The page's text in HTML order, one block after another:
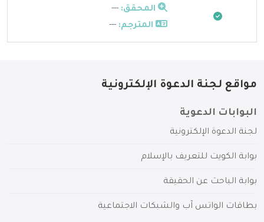
المحقق: ---
المترجم: ---
مواقع لجنة الدعوة الإلكترونية
البوابات الدعوية
لجنة الدعوة الإلكترونية
بوابة الكويت للتعريف بالإسلام
بوابة الباحث عن الحقيقة
بطاقات الواتس آب والشبكات الاجتماعية